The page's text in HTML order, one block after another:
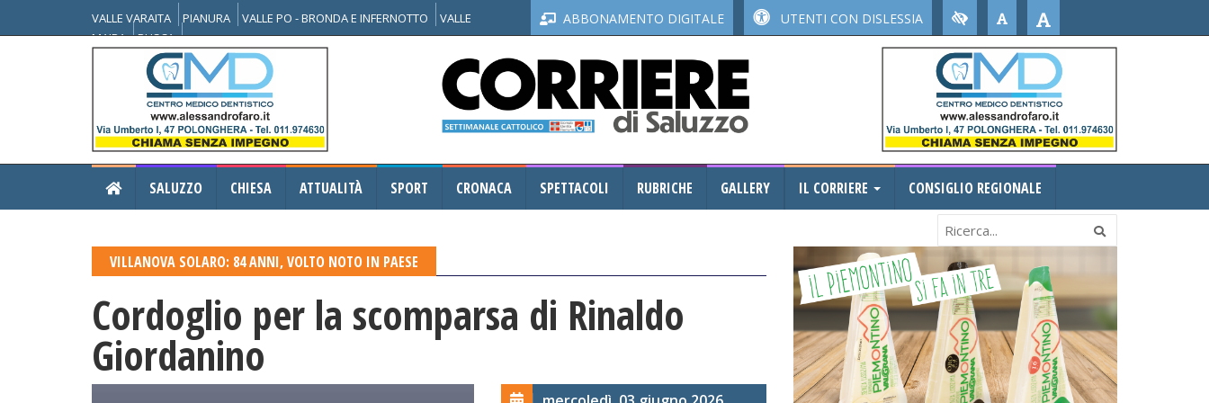
VALLE VARAITA PIANURA VALLE PO - BRONDA E INFERNOTTO
VALLE
MAIRA
BUSCA
ABBONAMENTO DIGITALE UTENTI CON DISLESSIA
SALUZZO CHIESA ATTUALITÀ SPORT CRONACA SPETTACOLI RUBRICHE GALLERY IL CORRIERE CONSIGLIO REGIONALE
VILLANOVA SOLARO: 84 ANNI, VOLTO NOTO IN PAESE
Cordoglio per la scomparsa di Rinaldo
Giordanino